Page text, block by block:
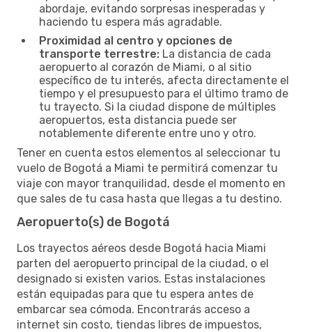
abordaje, evitando sorpresas inesperadas y
haciendo tu espera más agradable.
Proximidad al centro y opciones de
transporte terrestre: La distancia de cada
aeropuerto al corazón de Miami, o al sitio
específico de tu interés, afecta directamente el
tiempo y el presupuesto para el último tramo de
tu trayecto. Si la ciudad dispone de múltiples
aeropuertos, esta distancia puede ser
notablemente diferente entre uno y otro.
Tener en cuenta estos elementos al seleccionar tu
vuelo de Bogotá a Miami te permitirá comenzar tu
viaje con mayor tranquilidad, desde el momento en
que sales de tu casa hasta que llegas a tu destino.
Aeropuerto(s) de Bogotá
Los trayectos aéreos desde Bogotá hacia Miami
parten del aeropuerto principal de la ciudad, o el
designado si existen varios. Estas instalaciones
están equipadas para que tu espera antes de
embarcar sea cómoda. Encontrarás acceso a
internet sin costo, tiendas libres de impuestos,